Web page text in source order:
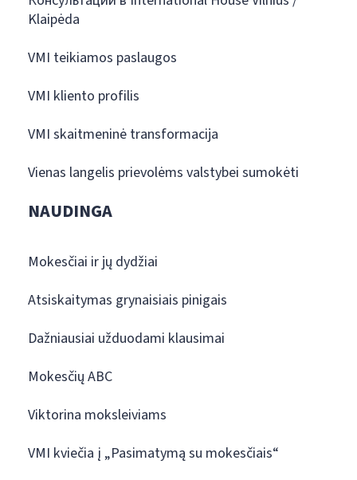
Klaipėda
VMI teikiamos paslaugos
VMI kliento profilis
VMI skaitmeninė transformacija
Vienas langelis prievolėms valstybei sumokėti
NAUDINGA
Mokesčiai ir jų dydžiai
Atsiskaitymas grynaisiais pinigais
Dažniausiai užduodami klausimai
Mokesčių ABC
Viktorina moksleiviams
VMI kviečia į „Pasimatymą su mokesčiais“